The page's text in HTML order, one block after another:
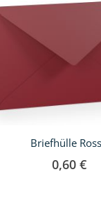
Briefhülle
0,60 €